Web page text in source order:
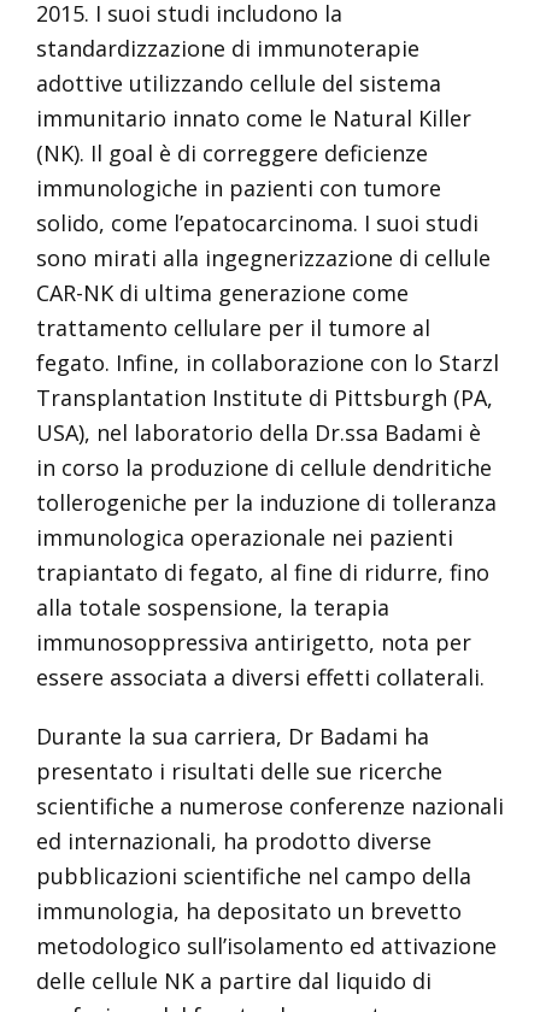
2015. I suoi studi includono la
standardizzazione di immunoterapie
adottive utilizzando cellule del sistema
immunitario innato come le Natural Killer
(NK). Il goal è di correggere deficienze
immunologiche in pazienti con tumore
solido, come l’epatocarcinoma. I suoi studi
sono mirati alla ingegnerizzazione di cellule
CAR-NK di ultima generazione come
trattamento cellulare per il tumore al
fegato. Infine, in collaborazione con lo Starzl
Transplantation Institute di Pittsburgh (PA,
USA), nel laboratorio della Dr.ssa Badami è
in corso la produzione di cellule dendritiche
tollerogeniche per la induzione di tolleranza
immunologica operazionale nei pazienti
trapiantato di fegato, al fine di ridurre, fino
alla totale sospensione, la terapia
immunosoppressiva antirigetto, nota per
essere associata a diversi effetti collaterali.
Durante la sua carriera, Dr Badami ha
presentato i risultati delle sue ricerche
scientifiche a numerose conferenze nazionali
ed internazionali, ha prodotto diverse
pubblicazioni scientifiche nel campo della
immunologia, ha depositato un brevetto
metodologico sull’isolamento ed attivazione
delle cellule NK a partire dal liquido di